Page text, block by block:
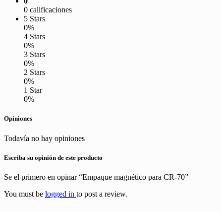
0 calificaciones
5 Stars
0%
4 Stars
0%
3 Stars
0%
2 Stars
0%
1 Star
0%
Opiniones
Todavía no hay opiniones
Escriba su opinión de este producto
Se el primero en opinar “Empaque magnético para CR-70”
You must be logged in to post a review.